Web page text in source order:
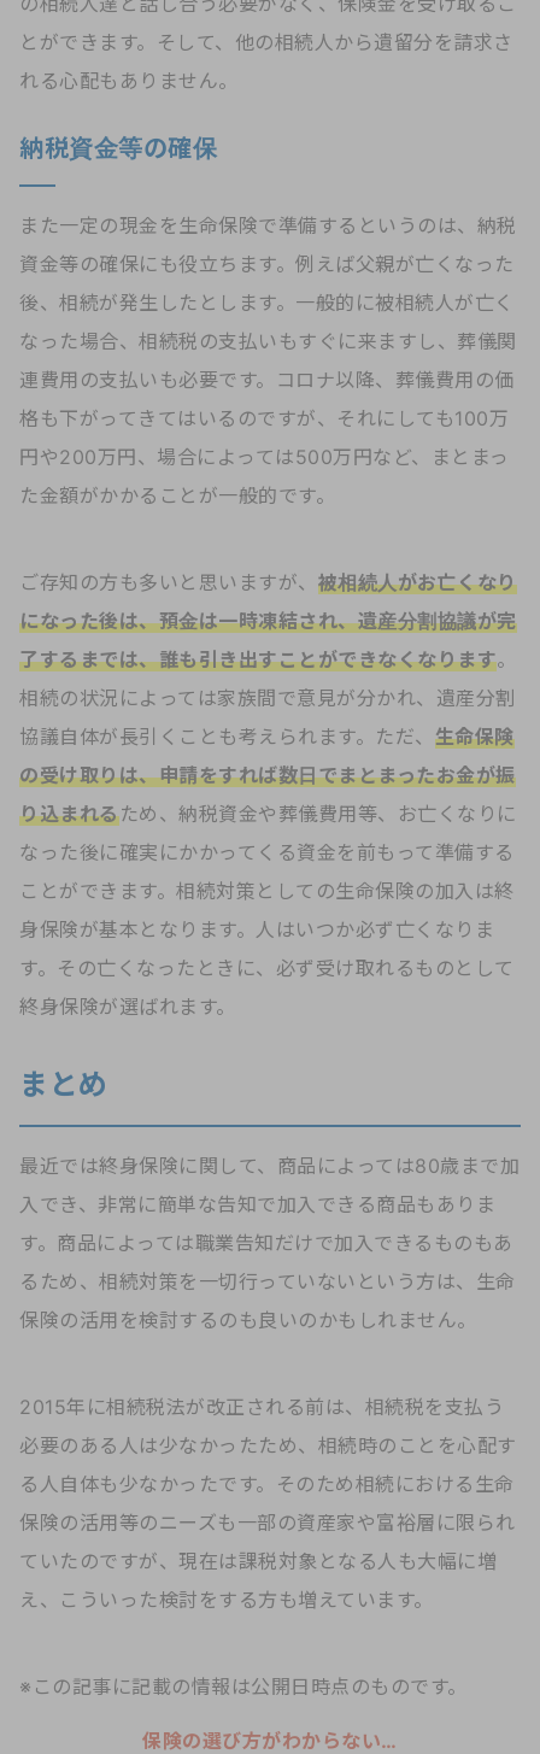
とができます。そして、他の相続人から遺留分を請求さ
れる心配もありません。
納税資金等の確保
また一定の現金を生命保険で準備するというのは、納税
資金等の確保にも役立ちます。例えば父親が亡くなった
後、相続が発生したとします。一般的に被相続人が亡く
なった場合、相続税の支払いもすぐに来ますし、葬儀関
連費用の支払いも必要です。コロナ以降、葬儀費用の価
格も下がってきてはいるのですが、それにしても100万
円や200万円、場合によっては500万円など、まとまっ
た金額がかかることが一般的です。
ご存知の方も多いと思いますが、 被相続人がお亡くなり
になった後は、預金は一時凍結され、遺産分割協議が完
了するまでは、誰も引き出すことができなくなります。
相続の状況によっては家族間で意見が分かれ、遺産分割
協議自体が長引くことも考えられます。ただ、 生命保険
の受け取りは、申請をすれば数日でまとまったお金が振
り込まれるため、納税資金や葬儀費用等、お亡くなりに
なった後に確実にかかってくる資金を前もって準備する
ことができます。相続対策としての生命保険の加入は終
身保険が基本となります。人はいつか必ず亡くなりま
す。その亡くなったときに、必ず受け取れるものとして
終身保険が選ばれます。
まとめ
最近では終身保険に関して、商品によっては80歳まで加
入でき、非常に簡単な告知で加入できる商品もありま
す。商品によっては職業告知だけで加入できるものもあ
るため、相続対策を一切行っていないという方は、生命
保険の活用を検討するのも良いのかもしれません。
2015年に相続税法が改正される前は、相続税を支払う
必要のある人は少なかったため、相続時のことを心配す
る人自体も少なかったです。そのため相続における生命
保険の活用等のニーズも一部の資産家や富裕層に限られ
ていたのですが、現在は課税対象となる人も大幅に増
え、こういった検討をする方も増えています。
※この記事に記載の情報は公開日時点のものです。
保険の選び方がわからない…